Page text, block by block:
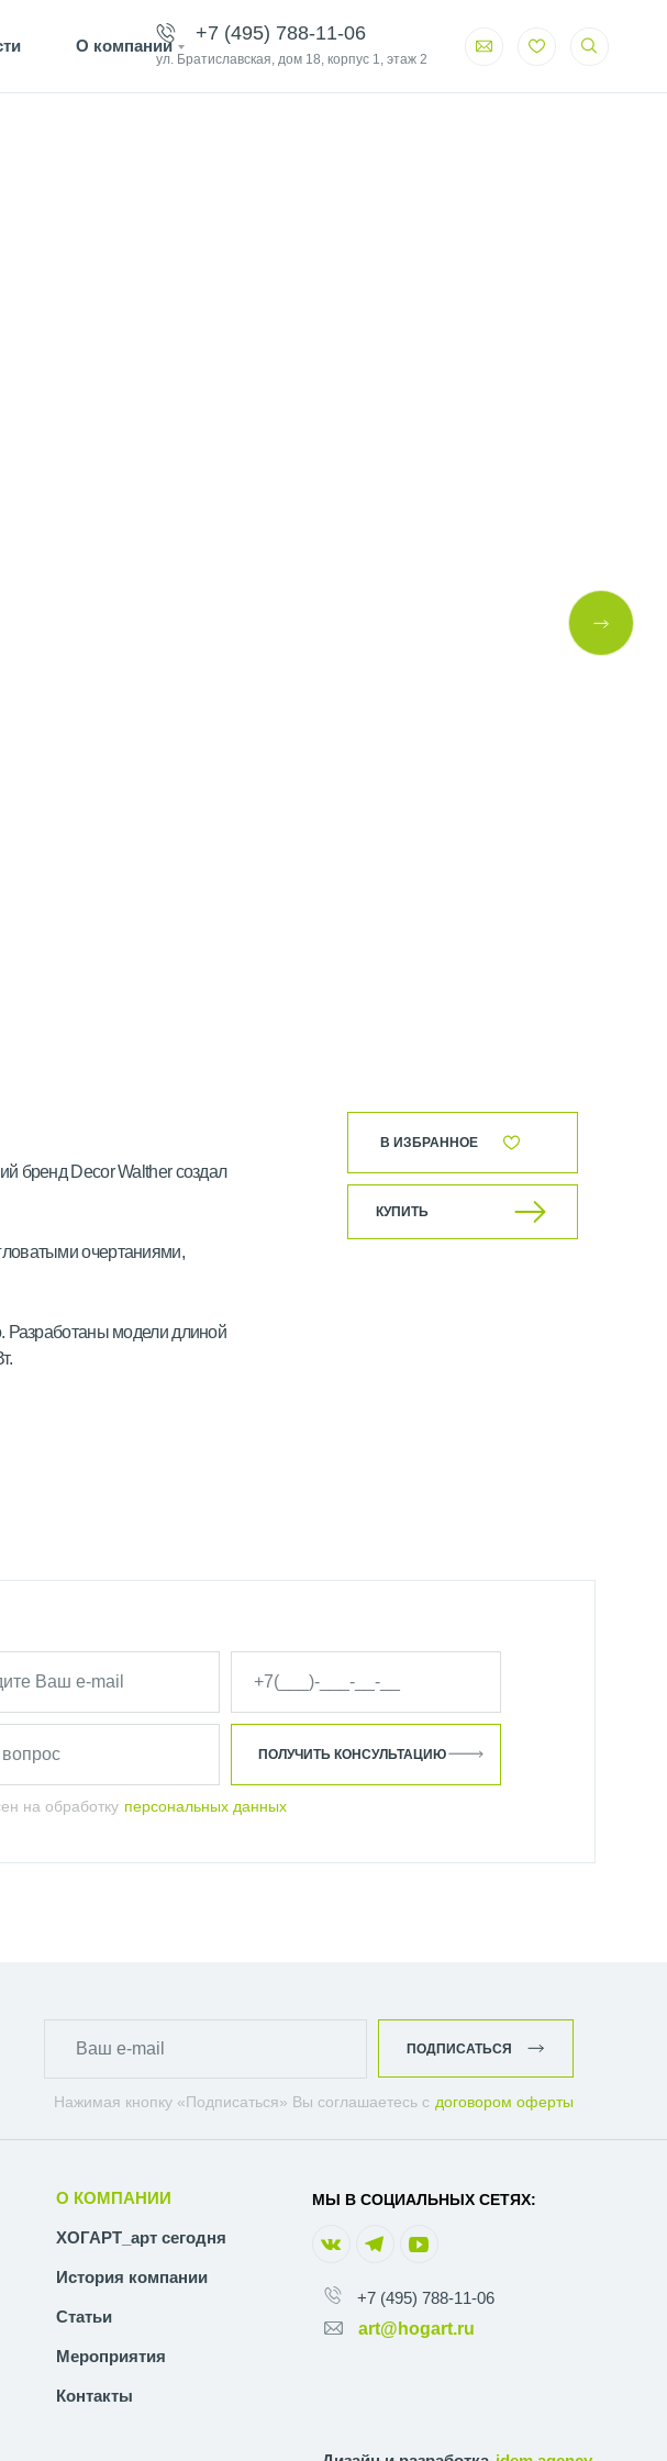
О компании
+7 (495) 788-11-06
ул. Братиславская, дом 18, корпус 1, этаж 2
бренд Decor Walther создал
очертаниями,
Разработаны модели длиной
В ИЗБРАННОЕ
КУПИТЬ
на обработку персональных данных
ПОЛУЧИТЬ КОНСУЛЬТАЦИЮ
Нажимая кнопку «Подписаться» Вы соглашаетесь с договором оферты
ПОДПИСАТЬСЯ
О КОМПАНИИ
ХОГАРТ_арт сегодня
История компании
Статьи
Мероприятия
Контакты
МЫ В СОЦИАЛЬНЫХ СЕТЯХ:
+7 (495) 788-11-06
art@hogart.ru